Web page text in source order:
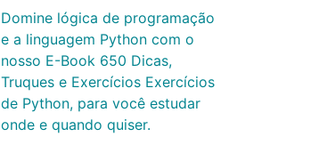
Domine lógica de programação
e a linguagem Python com o
nosso E-Book 650 Dicas,
Truques e Exercícios Exercícios
de Python, para você estudar
onde e quando quiser.